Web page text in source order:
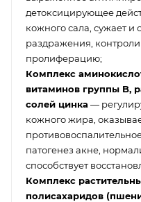
детоксицирующее
кожного сала, сужает
раздражения,
пролиферацию;
Комплекс
витаминов группы B,
солей цинка —
кожного жира,
патогенез акне,
способствует
Комплекс
полисахаридов